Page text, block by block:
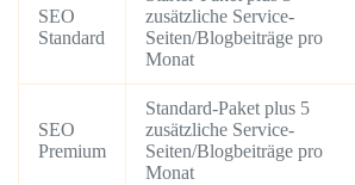
SEO
Standard
zusätzliche Service-
Seiten/Blogbeiträge pro
Monat
SEO
Premium
Standard-Paket plus 5
zusätzliche Service-
Seiten/Blogbeiträge pro
Monat